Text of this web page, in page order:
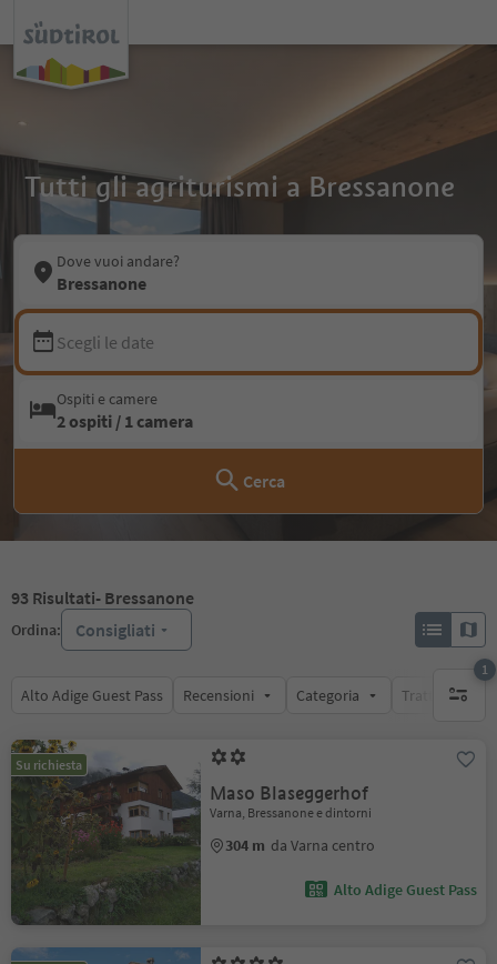
Tutti gli agriturismi a Bressanone
Dove vuoi andare?
Bressanone
Scegli le date
Ospiti e camere
2 ospiti / 1 camera
Cerca
93 Risultati- Bressanone
Ordina: Consigliati
Alto Adige Guest Pass Recensioni Categoria Trattamento
1
1 filtro
Su richiesta
Maso Blaseggerhof
Varna, Bressanone e dintorni
304 m da Varna centro
Alto Adige Guest Pass